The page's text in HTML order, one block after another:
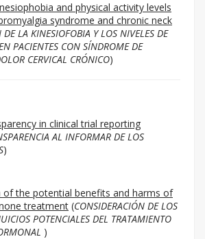
and physical activity levels
syndrome and chronic neck
LA KINESIOFOBIA Y LOS NIVELES DE
PACIENTES CON SÍNDROME DE
CERVICAL CRÓNICO)
in clinical trial reporting
AL INFORMAR DE LOS
)
of the potential benefits and harms of
treatment (CONSIDERACIÓN DE LOS
POTENCIALES DEL TRATAMIENTO
)